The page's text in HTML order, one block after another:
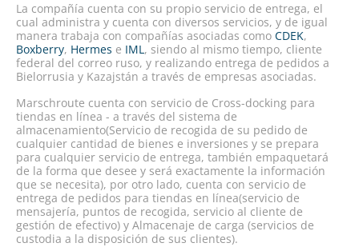
La compañía cuenta con su propio servicio de entrega, el
cual administra y cuenta con diversos servicios, y de igual
manera trabaja con compañías asociadas como СDEK,
Boxberry, Hermes e IML, siendo al mismo tiempo, cliente
federal del correo ruso, y realizando entrega de pedidos a
Bielorrusia y Kazajstán a través de empresas asociadas.
Marschroute cuenta con servicio de Cross-docking para
tiendas en línea - a través del sistema de
almacenamiento(Servicio de recogida de su pedido de
cualquier cantidad de bienes e inversiones y se prepara
para cualquier servicio de entrega, también empaquetará
de la forma que desee y será exactamente la información
que se necesita), por otro lado, cuenta con servicio de
entrega de pedidos para tiendas en línea(servicio de
mensajería, puntos de recogida, servicio al cliente de
gestión de efectivo) y Almacenaje de carga (servicios de
custodia a la disposición de sus clientes).